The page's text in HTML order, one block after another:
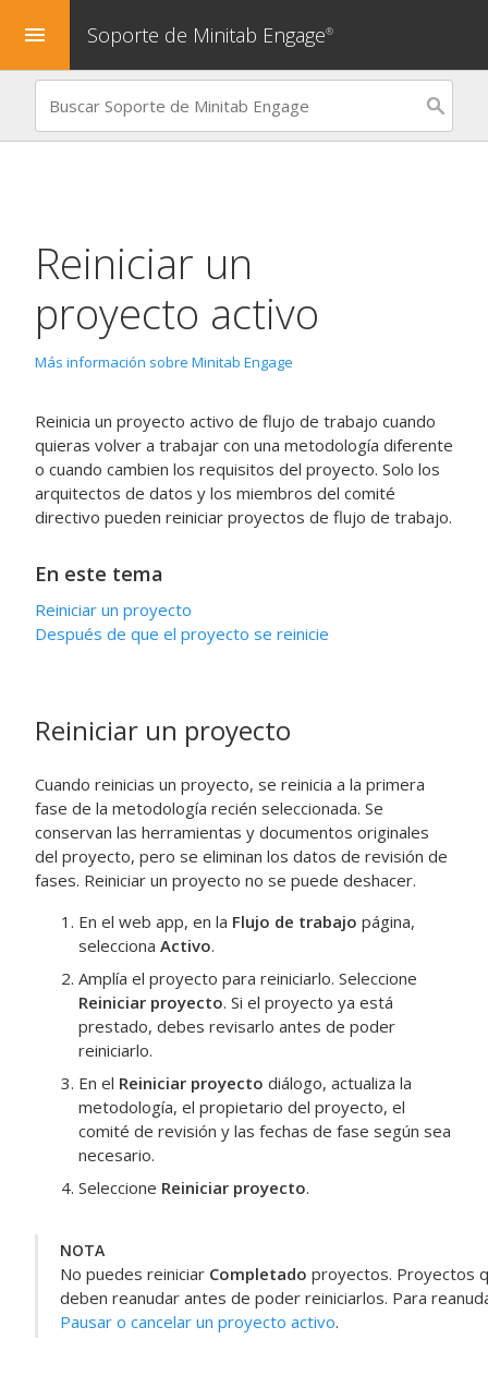
menu Soporte de Minitab Engage®
Reiniciar un
proyecto activo
Más información sobre Minitab Engage
Reinicia un proyecto activo de flujo de trabajo cuando
quieras volver a trabajar con una metodología diferente
o cuando cambien los requisitos del proyecto. Solo los
arquitectos de datos y los miembros del comité
directivo pueden reiniciar proyectos de flujo de trabajo.
En este tema
Reiniciar un proyecto
Después de que el proyecto se reinicie
Reiniciar un proyecto
Cuando reinicias un proyecto, se reinicia a la primera
fase de la metodología recién seleccionada. Se
conservan las herramientas y documentos originales
del proyecto, pero se eliminan los datos de revisión de
fases. Reiniciar un proyecto no se puede deshacer.
En el web app, en la Flujo de trabajo página,
selecciona Activo.
Amplía el proyecto para reiniciarlo. Seleccione
Reiniciar proyecto. Si el proyecto ya está
prestado, debes revisarlo antes de poder
reiniciarlo.
En el Reiniciar proyecto diálogo, actualiza la
metodología, el propietario del proyecto, el
comité de revisión y las fechas de fase según sea
necesario.
Seleccione Reiniciar proyecto.
NOTA
No puedes reiniciar Completado proyectos. Proyectos
deben reanudar antes de poder reiniciarlos. Para
Pausar o cancelar un proyecto activo.